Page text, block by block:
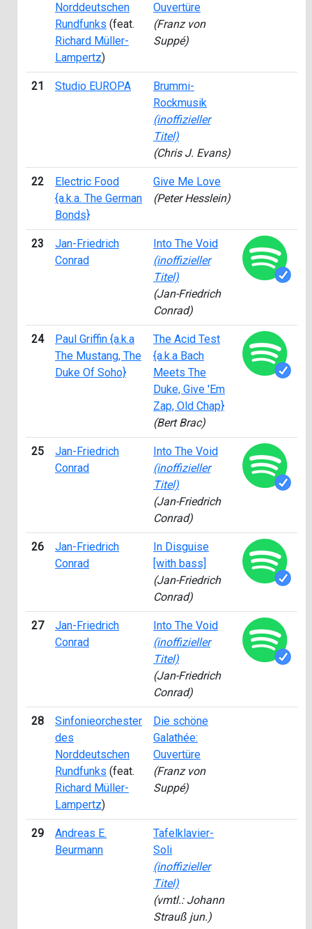
Norddeutschen
Rundfunks (feat.
Richard Müller-
Lampertz)
Ouvertüre
(Franz von
Suppé)
21 Studio EUROPA
Brummi-
Rockmusik
(inoffizieller
Titel)
(Chris J. Evans)
22
Electric Food
{a.k.a. The German
Bonds}
Give Me Love
(Peter Hesslein)
23
Jan-Friedrich
Conrad
Into The Void
(inoffizieller
Titel)
(Jan-Friedrich
Conrad)
24
Paul Griffin {a.k.a
The Mustang, The
Duke Of Soho}
The Acid Test
{a.k.a Bach
Meets The
Duke, Give 'Em
Zap, Old Chap}
(Bert Brac)
25
Jan-Friedrich
Conrad
Into The Void
(inoffizieller
Titel)
(Jan-Friedrich
Conrad)
26
Jan-Friedrich
Conrad
In Disguise
[with bass]
(Jan-Friedrich
Conrad)
27
Jan-Friedrich
Conrad
Into The Void
(inoffizieller
Titel)
(Jan-Friedrich
Conrad)
28
Sinfonieorchester
des
Norddeutschen
Rundfunks (feat.
Richard Müller-
Lampertz)
Die schöne
Galathée:
Ouvertüre
(Franz von
Suppé)
29
Andreas E.
Beurmann
Tafelklavier-
Soli
(inoffizieller
Titel)
(vmtl.: Johann
Strauß jun.)